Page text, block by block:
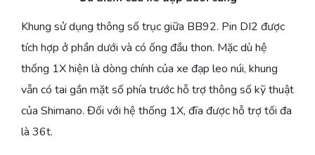
Khung sử dụng thông số trục giữa BB92. Pin DI2 được
tích hợp ở phần dưới và có ống đầu thon. Mặc dù hệ
thống 1X hiện là dòng chính của xe đạp leo núi, khung
vẫn có tai gắn mặt số phía trước hỗ trợ thông số kỹ thuật
của Shimano. Đối với hệ thống 1X, đĩa được hỗ trợ tối đa
là 36t.